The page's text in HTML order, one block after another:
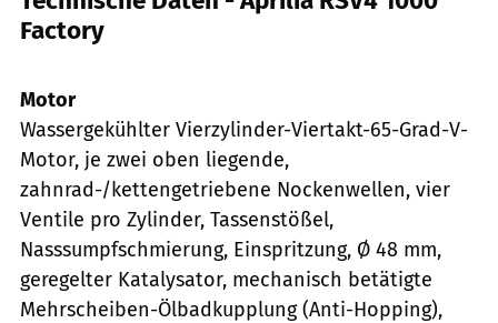
Factory
Motor
Wassergekühlter Vierzylinder-Viertakt-65-Grad-V-
Motor, je zwei oben liegende,
zahnrad-/kettengetriebene Nockenwellen, vier
Ventile pro Zylinder, Tassenstößel,
Nasssumpfschmierung, Einspritzung, Ø 48 mm,
geregelter Katalysator, mechanisch betätigte
Mehrscheiben-Ölbadkupplung (Anti-Hopping),